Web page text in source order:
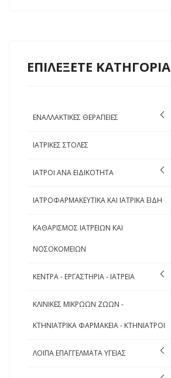
ΕΠΙΛΕΞΕΤΕ ΚΑΤΗΓΟΡΙΑ
ΕΝΑΛΛΑΚΤΙΚΕΣ ΘΕΡΑΠΕΙΕΣ
ΙΑΤΡΙΚΕΣ ΣΤΟΛΕΣ
ΙΑΤΡΟΙ ΑΝΑ ΕΙΔΙΚΟΤΗΤΑ
ΙΑΤΡΟΦΑΡΜΑΚΕΥΤΙΚΑ ΚΑΙ ΙΑΤΡΙΚΑ ΕΙΔΗ
ΚΑΘΑΡΙΣΜΟΣ ΙΑΤΡΕΙΩΝ ΚΑΙ
ΝΟΣΟΚΟΜΕΙΩΝ
ΚΕΝΤΡΑ - ΕΡΓΑΣΤΗΡΙΑ - ΙΑΤΡΕΙΑ
ΚΛΙΝΙΚΕΣ ΜΙΚΡΩΩΝ ΖΩΩΝ -
ΚΤΗΝΙΑΤΡΙΚΑ ΦΑΡΜΑΚΕΙΑ - ΚΤΗΝΙΑΤΡΟΙ
ΛΟΙΠΑ ΕΠΑΓΓΕΛΜΑΤΑ ΥΓΕΙΑΣ